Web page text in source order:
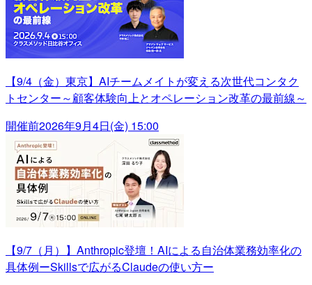
【9/4（金）東京】AIチームメイトが変える次世代コンタク
トセンター～顧客体験向上とオペレーション改革の最前線～
開催前2026年9月4日(金) 15:00
【9/7（月）】Anthropic登壇！AIによる自治体業務効率化の
具体例ーSkillsで広がるClaudeの使い方ー